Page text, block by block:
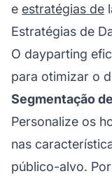
e estratégias de
Estratégias de
O dayparting
para otimizar o
Segmentação
Personalize os
nas
público-alvo.